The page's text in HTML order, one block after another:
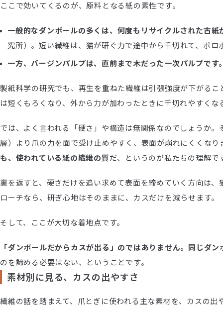
ここで効いてくるのが、原料となる紙の素性です。
一般的なダンボールの多くは、何度もリサイクルされた古紙
究所）。短い繊維は、猫が研ぐ力で途中から千切れて、ポロ
一方、バージンパルプは、直前まで木だった一次パルプです
製紙科学の研究でも、再生を重ねた繊維は引張強度が下がる
は短くもろくなり、外から力が加わったときに千切れやすく
では、よく言われる「硬さ」や構造は無関係なのでしょうか
層）より爪の力を面で受け止めやすく、表面が崩れにくくな
も、使われている紙の繊維の質だ、というのが私たちの理解で
裏を返すと、硬さだけを追い求めて表面を締めていく方向は
ローチなら、研ぎ心地はそのままに、カスだけを減らせます。
そして、ここが大切な着地点です。
「ダンボールだからカスが出る」のではありません。同じダ
のを諦める必要はない、ということです。
素材別に見る、カスの出やすさ
繊維の話を踏まえて、爪とぎに使われる主な素材を、カスの